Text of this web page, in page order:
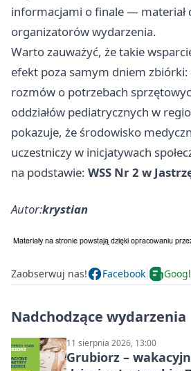
informacjami o finale — materiał
organizatorów wydarzenia.
Warto zauważyć, że takie
efekt poza samym dniem
rozmów o potrzebach
oddziałów pediatrycznych w
pokazuje, że środowisko
uczestniczy w inicjatywach
na podstawie: WSS Nr 2 w
Autor:krystian
Zaobserwuj nas! Facebook
Nadchodzące wydarzenia
11 sierpnia 2026, 13:00
Grubiorz –